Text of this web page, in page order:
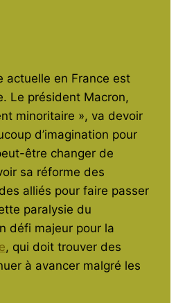
actuelle en France est
Le président Macron,
minoritaire », va devoir
d’imagination pour
être changer de
sa réforme des
alliés pour faire passer
paralysie du
défi majeur pour la
, qui doit trouver des
à avancer malgré les